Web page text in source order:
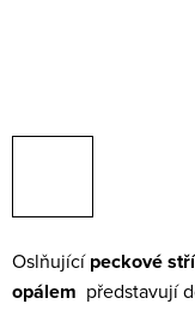
Oslňujícípeckové
opálem představují